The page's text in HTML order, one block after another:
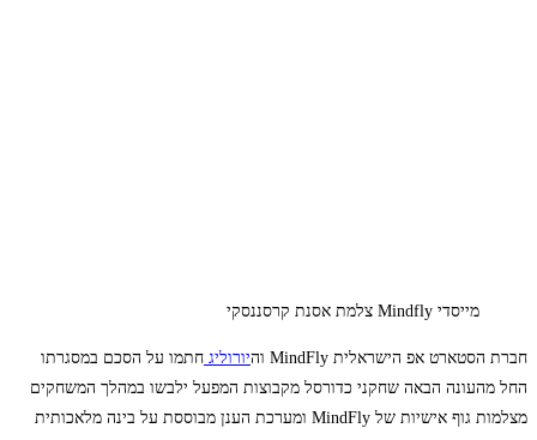
מייסדי Mindfly צלמת אסנת קרסננסקי
חברת הסטארט אפ הישראלית MindFly וה יורוליג חתמו על הסכם במסגרתו
החל מהעונה הבאה שחקני כדורסל מקבוצות המפעל ילבשו במהלך המשחקים
מצלמות גוף אישיות של MindFly ומערכת הענן מבוססת על בינה מלאכותית